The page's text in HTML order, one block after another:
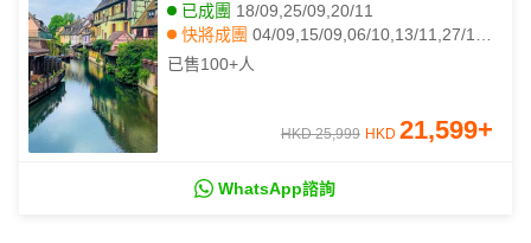
已成團 18/09,25/09,20/11
快將成團 04/09,15/09,06/10,13/11,27/11,04/12,11/12,21/03,22/03,25/03
已售100+人
HKD 25,999 HKD 21,599+
WhatsApp諮詢